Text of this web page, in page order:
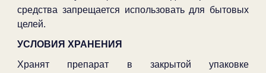
средства запрещается использовать для бытовых
целей.
УСЛОВИЯ ХРАНЕНИЯ
Хранят препарат в закрытой упаковке